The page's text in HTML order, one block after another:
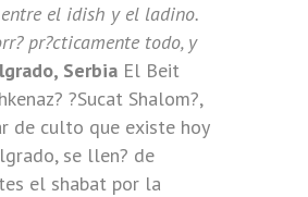
el idish y el ladino.
pr?cticamente todo, y
Serbia El Beit
?Sucat Shalom?,
de culto que existe hoy
se llen? de
el shabat por la